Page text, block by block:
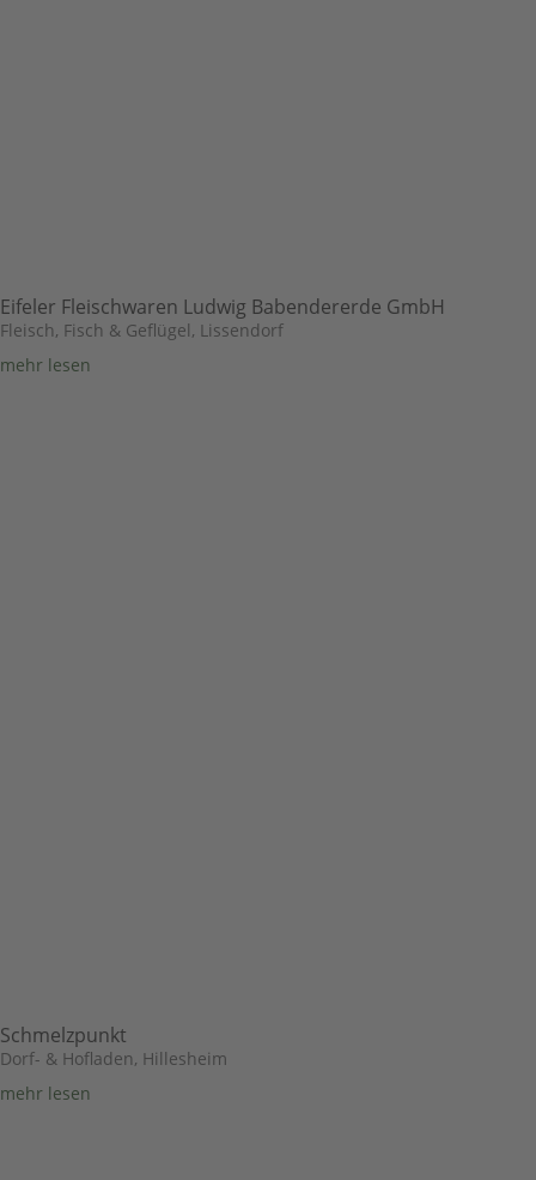
Eifeler Fleischwaren Ludwig Babendererde GmbH
Fleisch, Fisch & Geflügel, Lissendorf
mehr lesen
Schmelzpunkt
Dorf- & Hofladen, Hillesheim
mehr lesen